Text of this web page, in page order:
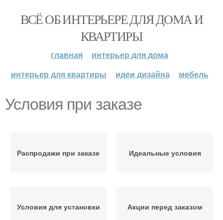
ВСЁ ОБ ИНТЕРЬЕРЕ ДЛЯ ДОМА И
КВАРТИРЫ
главная
интерьер для дома
интерьер для квартиры
идеи дизайна мебель
Условия при заказе
Распродажи при заказе Идеальные условия
Условия для установки Акции перед заказом